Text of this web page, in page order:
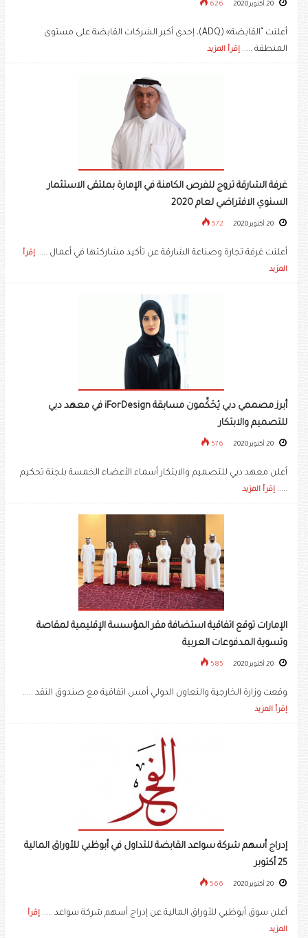
626
أعلنت “القابضة» (ADQ)، إحدى أكبر الشركات القابضة على مستوى
المنطقة ..... إقرأ المزيد
غرفة الشارقة تروج للفرص الكامنة في الإمارة بملتقى الاستثمار
السنوي الافتراضي لعام 2020
572
أعلنت غرفة تجارة وصناعة الشارقة عن تأكيد مشاركتها في أعمال ..... إقرأ
المزيد
أبرز مصممي دبي يُحَكِّمون مسابقة iForDesign في معهد دبي
للتصميم والابتكار
576
أعلن معهد دبي للتصميم والابتكار أسماء الأعضاء الخمسة بلجنة تحكيم
..... إقرأ المزيد
الإمارات توقع اتفاقية استضافة مقر المؤسسة الإقليمية لمقاصة
وتسوية المدفوعات العربية
585
وقعت وزارة الخارجية والتعاون الدولي أمس اتفاقية مع صندوق النقد .....
إقرأ المزيد
إدراج أسهم شركة سواعد القابضة للتداول في أبوظبي للأوراق المالية
25 أكتوبر
566
أعلن سوق أبوظبي للأوراق المالية عن إدراج أسهم شركة سواعد ..... إقرأ
المزيد